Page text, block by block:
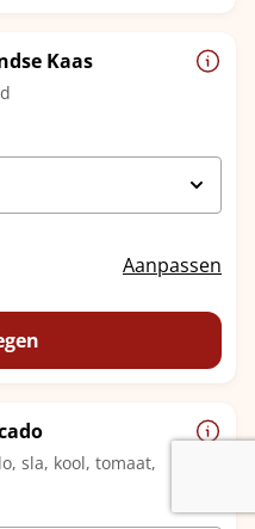
Kaas
Aanpassen
sla, kool, tomaat,